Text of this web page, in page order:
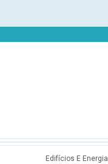
Edifícios E Energia